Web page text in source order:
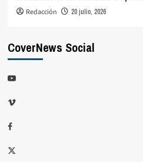
Redacción 20 julio, 2026
CoverNews Social